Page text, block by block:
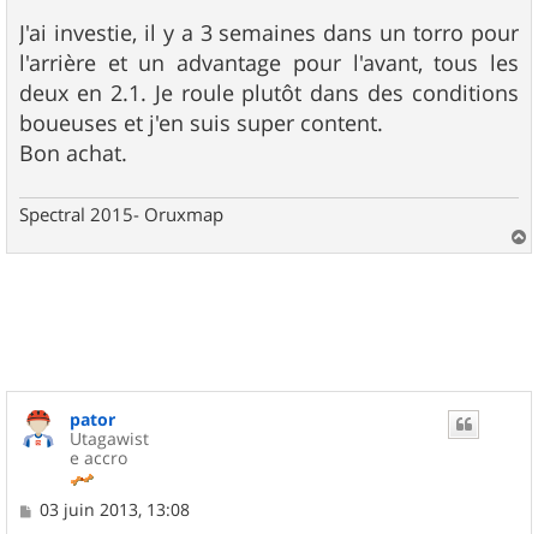
g
e
J'ai investie, il y a 3 semaines dans un torro pour
l'arrière et un advantage pour l'avant, tous les
deux en 2.1. Je roule plutôt dans des conditions
boueuses et j'en suis super content.
Bon achat.
Spectral 2015- Oruxmap
a
pator
Utagawist
e accro
M
03 juin 2013, 13:08